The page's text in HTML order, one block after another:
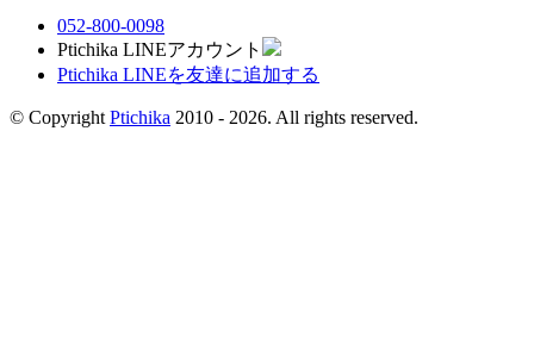
052-800-0098
Ptichika LINEアカウント
Ptichika LINEを友達に追加する
© Copyright Ptichika 2010 - 2026. All rights reserved.